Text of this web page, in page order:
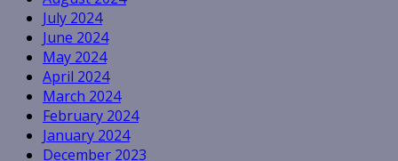
July 2024
June 2024
May 2024
April 2024
March 2024
February 2024
January 2024
December 2023